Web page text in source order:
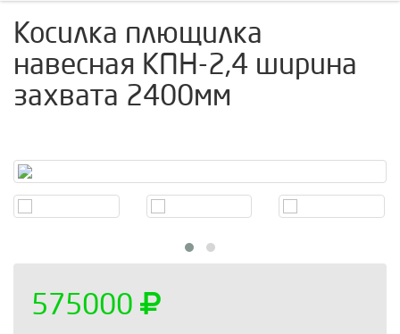
Косилка плющилка
навесная КПН-2,4 ширина
захвата 2400мм
575000